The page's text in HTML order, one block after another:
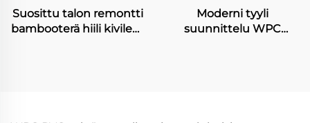
Suosittu talon remontti
bambooterä hiili kivilevy
Moderni tyyli
suunnittelu WPC